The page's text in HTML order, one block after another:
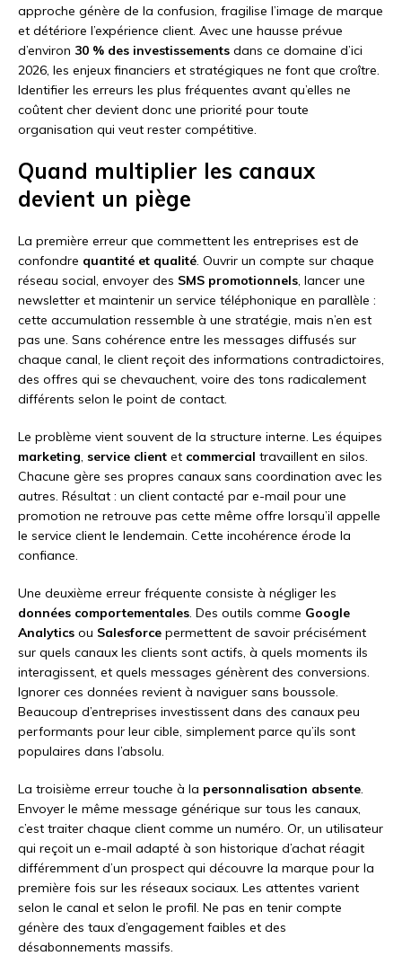
approche génère de la confusion, fragilise l’image de marque
et détériore l’expérience client. Avec une hausse prévue
d’environ 30 % des investissements dans ce domaine d’ici
2026, les enjeux financiers et stratégiques ne font que croître.
Identifier les erreurs les plus fréquentes avant qu’elles ne
coûtent cher devient donc une priorité pour toute
organisation qui veut rester compétitive.
Quand multiplier les canaux
devient un piège
La première erreur que commettent les entreprises est de
confondre quantité et qualité. Ouvrir un compte sur chaque
réseau social, envoyer des SMS promotionnels, lancer une
newsletter et maintenir un service téléphonique en parallèle :
cette accumulation ressemble à une stratégie, mais n’en est
pas une. Sans cohérence entre les messages diffusés sur
chaque canal, le client reçoit des informations contradictoires,
des offres qui se chevauchent, voire des tons radicalement
différents selon le point de contact.
Le problème vient souvent de la structure interne. Les équipes
marketing, service client et commercial travaillent en silos.
Chacune gère ses propres canaux sans coordination avec les
autres. Résultat : un client contacté par e-mail pour une
promotion ne retrouve pas cette même offre lorsqu’il appelle
le service client le lendemain. Cette incohérence érode la
confiance.
Une deuxième erreur fréquente consiste à négliger les
données comportementales. Des outils comme Google
Analytics ou Salesforce permettent de savoir précisément
sur quels canaux les clients sont actifs, à quels moments ils
interagissent, et quels messages génèrent des conversions.
Ignorer ces données revient à naviguer sans boussole.
Beaucoup d’entreprises investissent dans des canaux peu
performants pour leur cible, simplement parce qu’ils sont
populaires dans l’absolu.
La troisième erreur touche à la personnalisation absente.
Envoyer le même message générique sur tous les canaux,
c’est traiter chaque client comme un numéro. Or, un utilisateur
qui reçoit un e-mail adapté à son historique d’achat réagit
différemment d’un prospect qui découvre la marque pour la
première fois sur les réseaux sociaux. Les attentes varient
selon le canal et selon le profil. Ne pas en tenir compte
génère des taux d’engagement faibles et des
désabonnements massifs.